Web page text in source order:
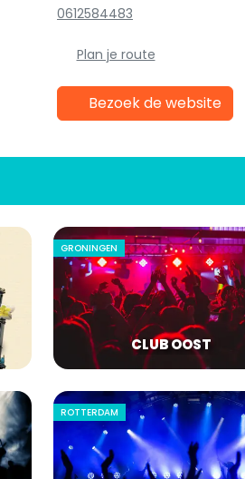
0612584483
Plan je route
Bezoek de website
GRONINGEN
CLUB OOST
ROTTERDAM